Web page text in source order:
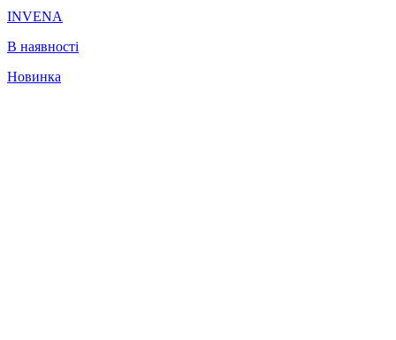
INVENA
В наявності
Новинка